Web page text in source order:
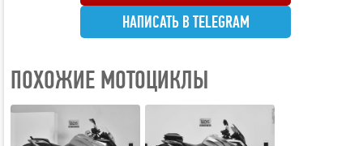
НАПИСАТЬ В TELEGRAM
ПОХОЖИЕ МОТОЦИКЛЫ